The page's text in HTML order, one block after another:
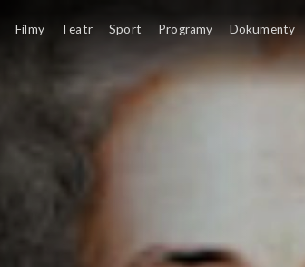
Filmy Teatr Sport Programy Dokumenty